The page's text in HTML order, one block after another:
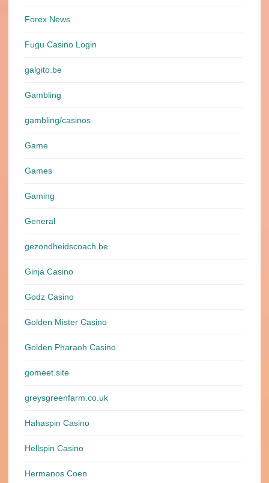
Forex News
Fugu Casino Login
galgito.be
Gambling
gambling/casinos
Game
Games
Gaming
General
gezondheidscoach.be
Ginja Casino
Godz Casino
Golden Mister Casino
Golden Pharaoh Casino
gomeet.site
greysgreenfarm.co.uk
Hahaspin Casino
Hellspin Casino
Hermanos Coen